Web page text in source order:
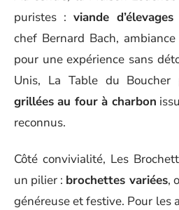
puristes : viande
chef Bernard Bach,
pour une expérience sans
Unis, La Table du Boucher
grillées au four à charbon
reconnus.
Côté convivialité, Les
un pilier : brochettes variées,
généreuse et festive. Pour les